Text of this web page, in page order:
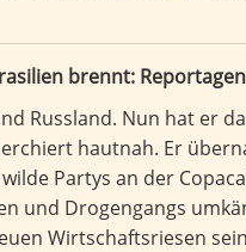
brennt:
Russland. Nun hat er
hautnah. Er
Partys an der
und Drogengangs
Wirtschaftsriesen